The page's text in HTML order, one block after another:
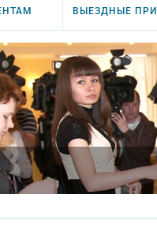
ВЫЕЗДНЫЕ